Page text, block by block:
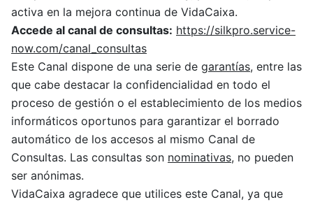
activa en la mejora continua de VidaCaixa.
Accede al canal de consultas: https://silkpro.service-
now.com/canal_consultas
Este Canal dispone de una serie de garantías, entre las
que cabe destacar la confidencialidad en todo el
proceso de gestión o el establecimiento de los medios
informáticos oportunos para garantizar el borrado
automático de los accesos al mismo Canal de
Consultas. Las consultas son nominativas, no pueden
ser anónimas.
VidaCaixa agradece que utilices este Canal, ya que